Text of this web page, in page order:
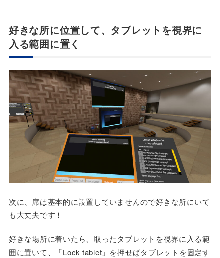
好きな所に位置して、タブレットを視界に
入る範囲に置く
次に、席は基本的に設置していませんので好きな所にいて
も大丈夫です！
好きな場所に着いたら、取ったタブレットを視界に入る範
囲に置いて、「Lock tablet」を押せばタブレットを固定す